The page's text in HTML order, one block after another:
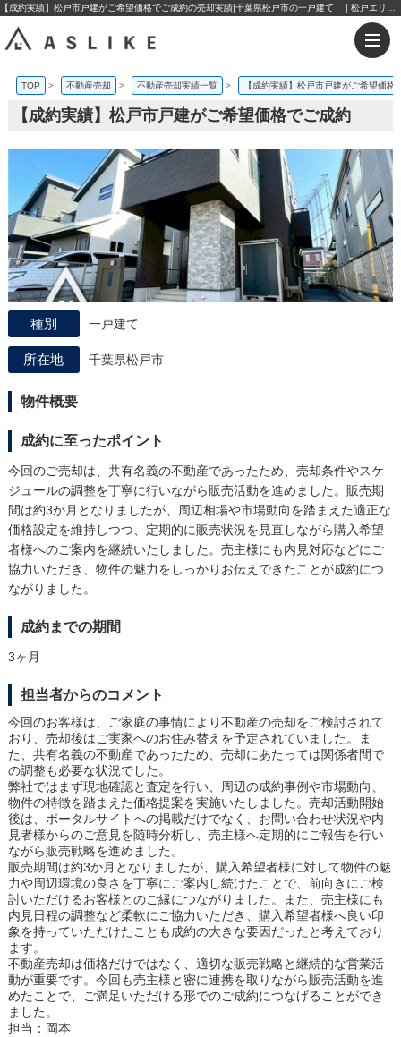
TOP > 不動産売却 > 不動産売却実績一覧 > 【成約実績】松戸市戸建がご希望価格
【成約実績】松戸市戸建がご希望価格でご成約
一戸建て
千葉県松戸市
物件概要
成約に至ったポイント
今回のご売却は、共有名義の不動産であったため、売却条件やスケ
ジュールの調整を丁寧に行いながら販売活動を進めました。販売期
間は約3か月となりましたが、周辺相場や市場動向を踏まえた適正な
価格設定を維持しつつ、定期的に販売状況を見直しながら購入希望
者様へのご案内を継続いたしました。売主様にも内見対応などにご
協力いただき、物件の魅力をしっかりお伝えできたことが成約につ
ながりました。
成約までの期間
3ヶ月
担当者からのコメント
今回のお客様は、ご家庭の事情により不動産の売却をご検討されて
おり、売却後はご実家へのお住み替えを予定されていました。ま
た、共有名義の不動産であったため、売却にあたっては関係者間で
の調整も必要な状況でした。
弊社ではまず現地確認と査定を行い、周辺の成約事例や市場動向、
物件の特徴を踏まえた価格提案を実施いたしました。売却活動開始
後は、ポータルサイトへの掲載だけでなく、お問い合わせ状況や内
見者様からのご意見を随時分析し、売主様へ定期的にご報告を行い
ながら販売戦略を進めました。
販売期間は約3か月となりましたが、購入希望者様に対して物件の魅
力や周辺環境の良さを丁寧にご案内し続けたことで、前向きにご検
討いただけるお客様とのご縁につながりました。また、売主様にも
内見日程の調整など柔軟にご協力いただき、購入希望者様へ良い印
象を持っていただけたことも成約の大きな要因だったと考えており
ます。
不動産売却は価格だけではなく、適切な販売戦略と継続的な営業活
動が重要です。今回も売主様と密に連携を取りながら販売活動を進
めたことで、ご満足いただける形でのご成約につなげることができ
ました。
担当：岡本